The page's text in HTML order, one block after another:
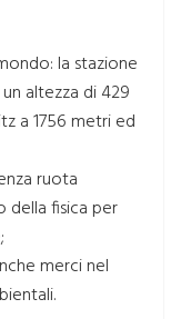
la stazione
altezza di 429
a 1756 metri ed
ruota
della fisica per
merci nel